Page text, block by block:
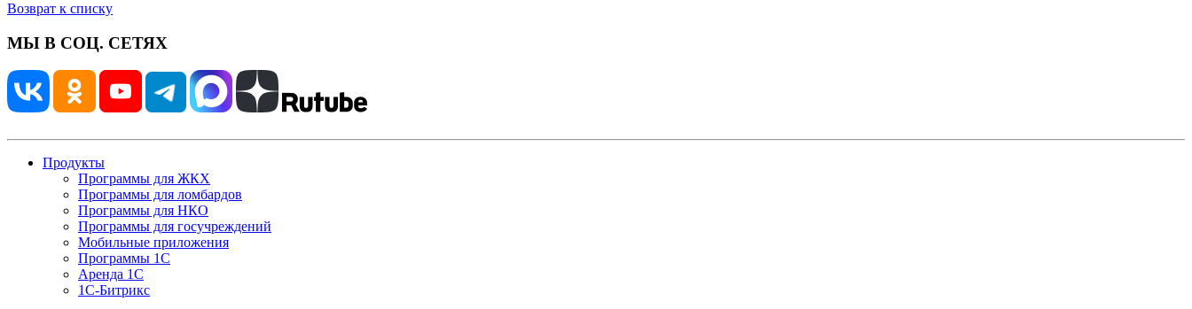
Возврат к списку
МЫ В СОЦ. СЕТЯХ
Продукты
Программы для ЖКХ
Программы для ломбардов
Программы для НКО
Программы для госучреждений
Мобильные приложения
Программы 1С
Аренда 1С
1С-Битрикс